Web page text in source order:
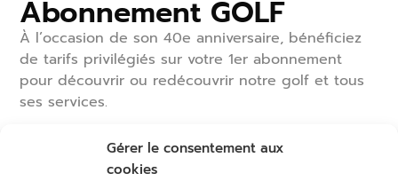
Gérer le consentement aux
cookies
Welcome to the
Virgule restaurant
Abonnement GOLF
À l’occasion de son 40e anniversaire, bénéficiez
de tarifs privilégiés sur votre 1er abonnement
pour découvrir ou redécouvrir notre golf et tous
ses services.
DÉCOUVREZ